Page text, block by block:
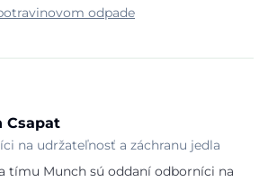
odpade
Csapat
na udržateľnosť a záchranu jedla
tímu Munch sú oddaní odborníci na